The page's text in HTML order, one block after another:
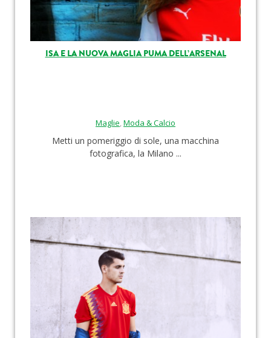
ISA E LA NUOVA MAGLIA PUMA DELL’ARSENAL
Maglie Moda & Calcio
Metti un pomeriggio di sole, una macchina
fotografica, la Milano ...